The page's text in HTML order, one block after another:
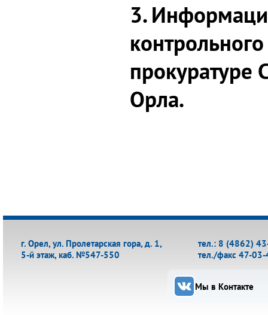
3.
прокуратуре
Орла.
г. Орел, ул. Пролетарская гора, д. 1,
5-й этаж, каб. №547-550
тел.: 8 (4862)
тел./факс 47-
Мы в Контакте